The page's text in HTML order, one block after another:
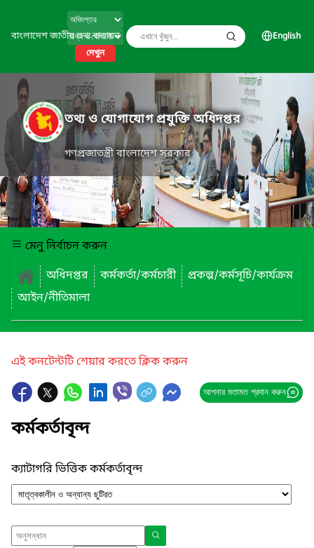
বাংলাদেশ জাতীয় তথ্য বাতায়ন
দেখুন
English
তথ্য ও যোগাযোগ প্রযুক্তি অধিদপ্তর
গণপ্রজাতন্ত্রী বাংলাদেশ সরকার
মেনু নির্বাচন করুন
অধিদপ্তর
কর্মকর্তা/কর্মচারী
প্রকল্প/কর্মসূচি/কার্যক্রম
আইন/নীতিমালা
এই কনটেন্টটি শেয়ার করতে ক্লিক করুন
আপনার মতামত প্রদান করুন
কর্মকর্তাবৃন্দ
ক্যাটাগরি ভিত্তিক কর্মকর্তাবৃন্দ